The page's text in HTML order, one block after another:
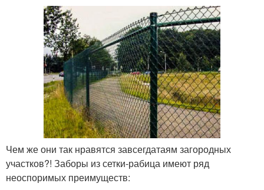
Чем же они так нравятся завсегдатаям загородных
участков?! Заборы из сетки-рабица имеют ряд
неоспоримых преимуществ: